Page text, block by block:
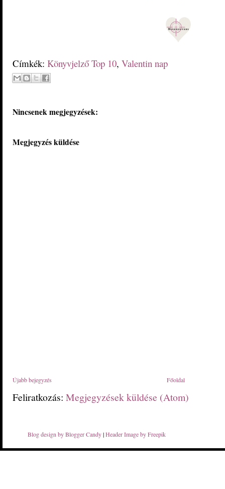
Címkék: Könyvjelző Top 10, Valentin nap
Nincsenek megjegyzések:
Megjegyzés küldése
Újabb bejegyzés Főoldal
Feliratkozás: Megjegyzések küldése (Atom)
Blog design by Blogger Candy|Header Image by Freepik